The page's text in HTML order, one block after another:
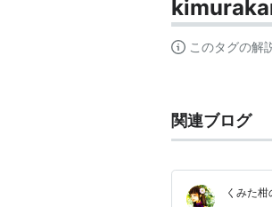
このタグの解
関連ブログ
くみた